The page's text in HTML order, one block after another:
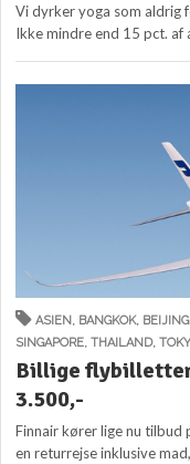
Vi dyrker yoga som aldrig
Ikke mindre end 15 pct. af
ASIEN , BANGKOK, BEIJING
SINGAPORE,THAILAND,
Billige
3.500,-
Finnair kører lige nu tilbud
en returrejse inklusive